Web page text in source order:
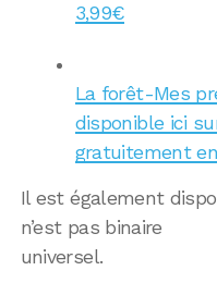
3,99€
La forêt-Mes
disponible ici
gratuitement
Il est également
n’est pas binaire
universel.